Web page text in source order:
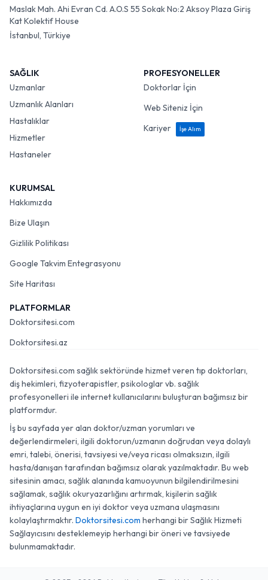
Maslak Mah. Ahi Evran Cd. A.O.S 55 Sokak No:2 Aksoy Plaza Giriş
Kat Kolektif House
İstanbul, Türkiye
SAĞLIK
Uzmanlar
Uzmanlık Alanları
Hastalıklar
Hizmetler
Hastaneler
PROFESYONELLER
Doktorlar İçin
Web Siteniz İçin
Kariyer
İşe Alım
KURUMSAL
Hakkımızda
Bize Ulaşın
Gizlilik Politikası
Google Takvim Entegrasyonu
Site Haritası
PLATFORMLAR
Doktorsitesi.com
Doktorsitesi.az
Doktorsitesi.com sağlık sektöründe hizmet veren tıp doktorları,
diş hekimleri, fizyoterapistler, psikologlar vb. sağlık
profesyonelleri ile internet kullanıcılarını buluşturan bağımsız bir
platformdur.
İş bu sayfada yer alan doktor/uzman yorumları ve
değerlendirmeleri, ilgili doktorun/uzmanın doğrudan veya dolaylı
emri, talebi, önerisi, tavsiyesi ve/veya ricası olmaksızın, ilgili
hasta/danışan tarafından bağımsız olarak yazılmaktadır. Bu web
sitesinin amacı, sağlık alanında kamuoyunun bilgilendirilmesini
sağlamak, sağlık okuryazarlığını artırmak, kişilerin sağlık
ihtiyaçlarına uygun en iyi doktor veya uzmana ulaşmasını
kolaylaştırmaktır. Doktorsitesi.com herhangi bir Sağlık Hizmeti
Sağlayıcısını desteklemeyip herhangi bir öneri ve tavsiyede
bulunmamaktadır.